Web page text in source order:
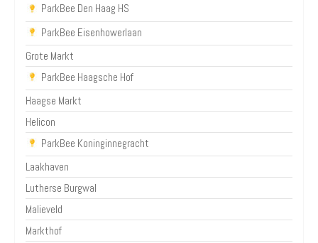
ParkBee Den Haag HS
ParkBee Eisenhowerlaan
Grote Markt
ParkBee Haagsche Hof
Haagse Markt
Helicon
ParkBee Koninginnegracht
Laakhaven
Lutherse Burgwal
Malieveld
Markthof